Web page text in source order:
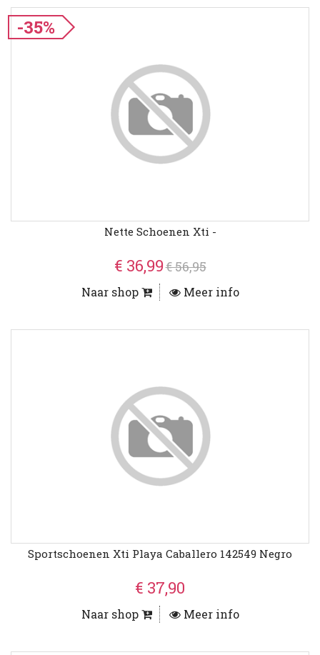
-35%
Nette Schoenen Xti -
€ 36,99€ 56,95
Naar shop Meer info
Sportschoenen Xti Playa Caballero 142549 Negro
€ 37,90
Naar shop Meer info